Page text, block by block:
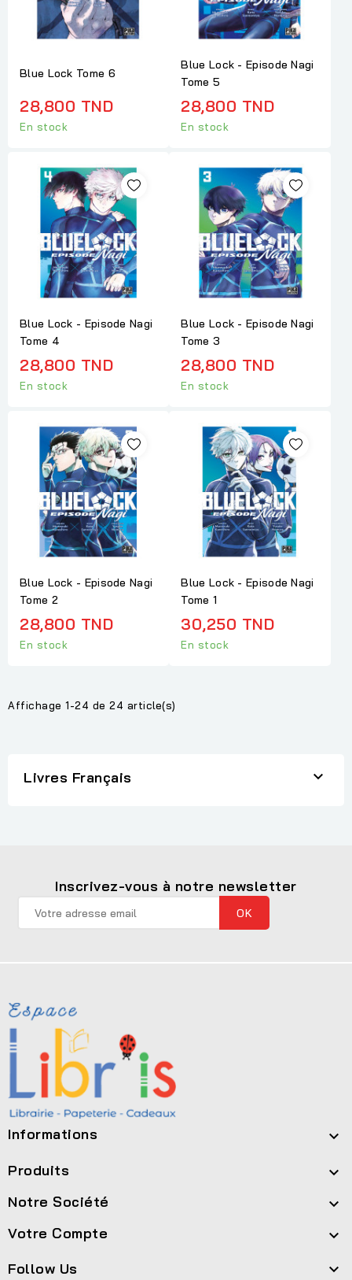
Blue Lock Tome 6
28,800 TND
En stock
Blue Lock - Episode Nagi
Tome 5
28,800 TND
En stock
Blue Lock - Episode Nagi
Tome 4
28,800 TND
En stock
Blue Lock - Episode Nagi
Tome 3
28,800 TND
En stock
Blue Lock - Episode Nagi
Tome 2
28,800 TND
En stock
Blue Lock - Episode Nagi
Tome 1
30,250 TND
En stock
Affichage 1-24 de 24 article(s)
Livres Français 
Inscrivez-vous à notre newsletter
Informations 
Produits 
Notre Société 
Votre Compte 
Follow Us 